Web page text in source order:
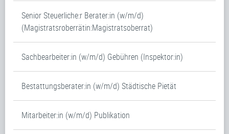
Senior Steuerliche:r Berater:in (w/m/d)
(Magistratsroberrätin:Magistratsoberrat)
Sachbearbeiter:in (w/m/d) Gebühren (Inspektor:in)
Bestattungsberater:in (w/m/d) Städtische Pietät
Mitarbeiter:in (w/m/d) Publikation